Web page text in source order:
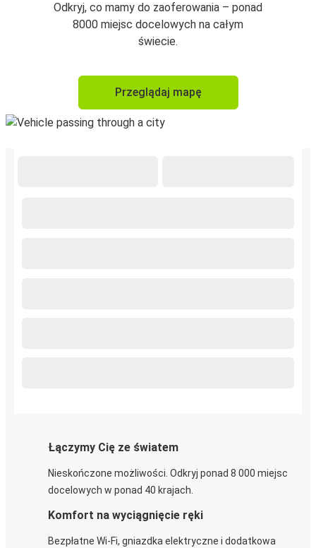
Odkryj, co mamy do zaoferowania – ponad
8000 miejsc docelowych na całym
świecie.
Przeglądaj mapę
Łączymy Cię ze światem
Nieskończone możliwości. Odkryj ponad 8 000 miejsc
docelowych w ponad 40 krajach.
Komfort na wyciągnięcie ręki
Bezpłatne Wi-Fi, gniazdka elektryczne i dodatkowa